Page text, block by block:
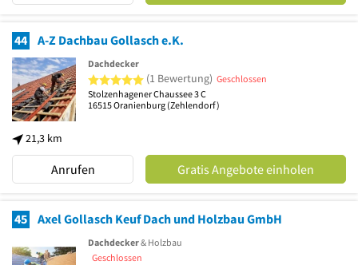
44 A-Z Dachbau Gollasch e.K.
21,3 km
Dachdecker
5 von 5 Sternen
(1 Bewertung) Geschlossen
Stolzenhagener Chaussee 3 C
16515Oranienburg (Zehlendorf)
Anrufen Gratis Angebote einholen
45 Axel Gollasch Keuf Dach und Holzbau GmbH
Dachdecker& Holzbau
Geschlossen